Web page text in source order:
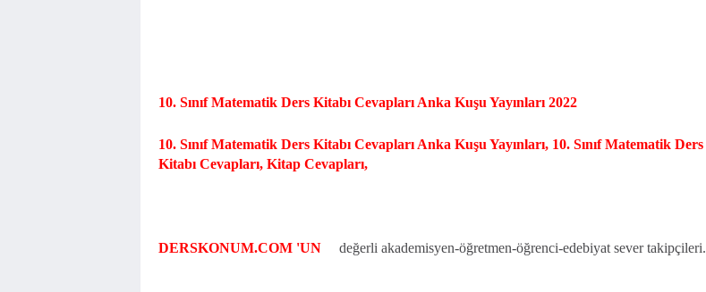
10. Sınıf Matematik Ders Kitabı Cevapları Anka Kuşu Yayınları 2022
10. Sınıf Matematik Ders Kitabı Cevapları Anka Kuşu Yayınları, 10. Sınıf Matematik Ders
Kitabı Cevapları, Kitap Cevapları,
DERSKONUM.COM 'UN değerli akademisyen-öğretmen-öğrenci-edebiyat sever takipçileri.